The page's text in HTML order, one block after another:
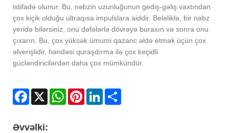
istifadə olunur. Bu, nəbzin uzunluğunun gediş-gəliş vaxtından
çox kiçik olduğu ultraqısa impulslara aiddir. Beləliklə, bir nəbz
yeridə bilərsiniz, onu dəfələrlə dövrəyə buraxın və sonra onu
çıxarın. Bu, çox yüksək ümumi qazanc əldə etmək üçün çox
əlverişlidir, həndəsi quraşdırma ilə çox keçidli
gücləndiricilərdən daha çox mümkündür.
Facebook
X WhatsAppPinterestLinkedIn
Əvvəlki: